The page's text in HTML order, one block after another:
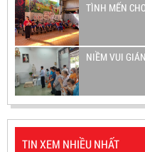
TÌNH MẾN
NIỀM VUI
TIN XEM NHIỀU NHẤT